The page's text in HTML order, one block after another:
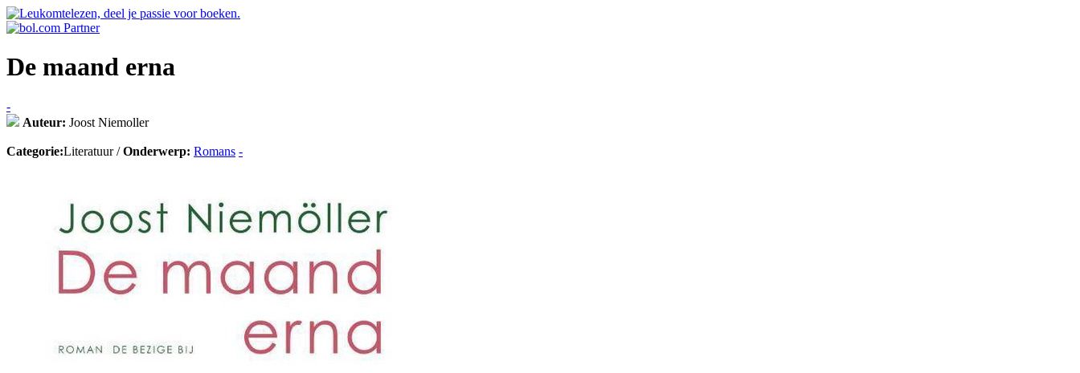
De maand erna
-
Auteur: Joost Niemoller
Categorie:Literatuur /Onderwerp: Romans -